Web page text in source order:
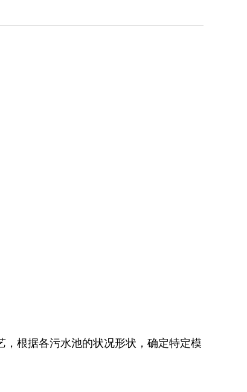
根据各污水池的状况形状，确定特定模